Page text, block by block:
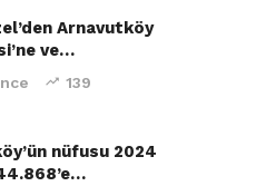
Arnavutköy
ve…
139
nüfusu 2024